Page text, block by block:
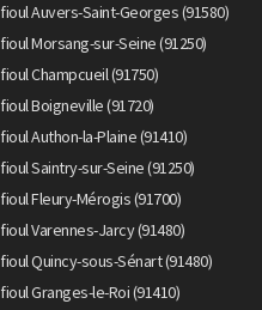
fioul Auvers-Saint-Georges (91580)
fioul Morsang-sur-Seine (91250)
fioul Champcueil (91750)
fioul Boigneville (91720)
fioul Authon-la-Plaine (91410)
fioul Saintry-sur-Seine (91250)
fioul Fleury-Mérogis (91700)
fioul Varennes-Jarcy (91480)
fioul Quincy-sous-Sénart (91480)
fioul Granges-le-Roi (91410)